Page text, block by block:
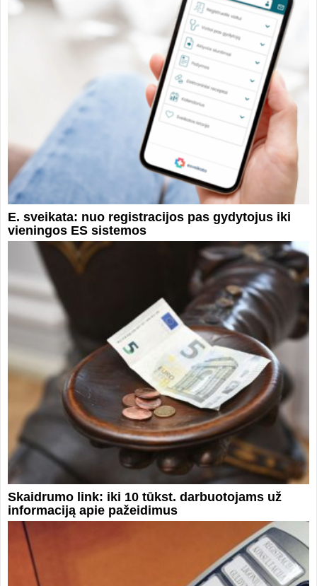
E. sveikata: nuo registracijos pas gydytojus iki
vieningos ES sistemos
Skaidrumo link: iki 10 tūkst. darbuotojams už
informaciją apie pažeidimus